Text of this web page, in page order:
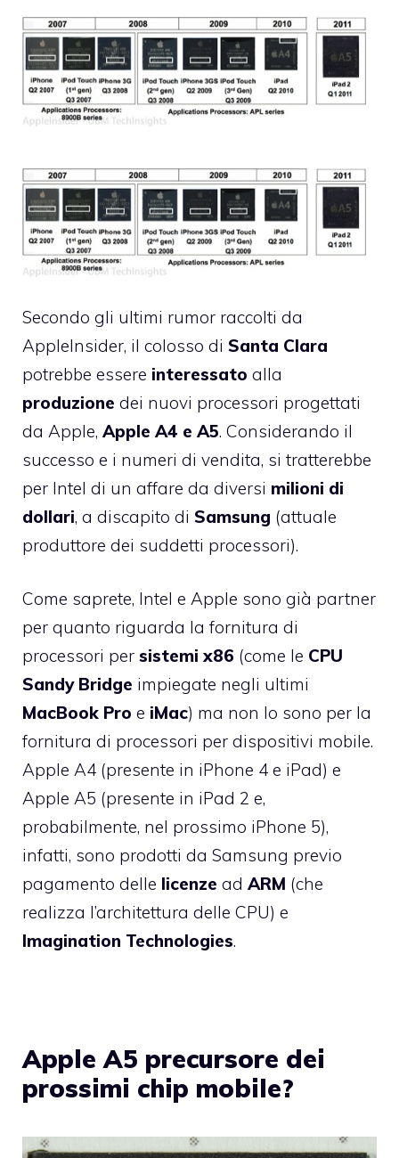
Secondo gli ultimi rumor raccolti da
AppleInsider, il colosso di Santa Clara
potrebbe essere interessato alla
produzione dei nuovi processori progettati
da Apple, Apple A4 e A5. Considerando il
successo e i numeri di vendita, si tratterebbe
per Intel di un affare da diversi milioni di
dollari, a discapito di Samsung (attuale
produttore dei suddetti processori).
Come saprete, Intel e Apple sono già partner
per quanto riguarda la fornitura di
processori per sistemi x86 (come le CPU
Sandy Bridge impiegate negli ultimi
MacBook Pro e iMac) ma non lo sono per la
fornitura di processori per dispositivi mobile.
Apple A4 (presente in iPhone 4 e iPad) e
Apple A5 (presente in iPad 2 e,
probabilmente, nel prossimo iPhone 5),
infatti, sono prodotti da Samsung previo
pagamento delle licenze ad ARM (che
realizza l’architettura delle CPU) e
Imagination Technologies.
Apple A5 precursore dei
prossimi chip mobile?